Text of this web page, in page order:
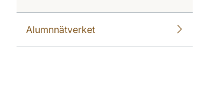
Alumnnätverket